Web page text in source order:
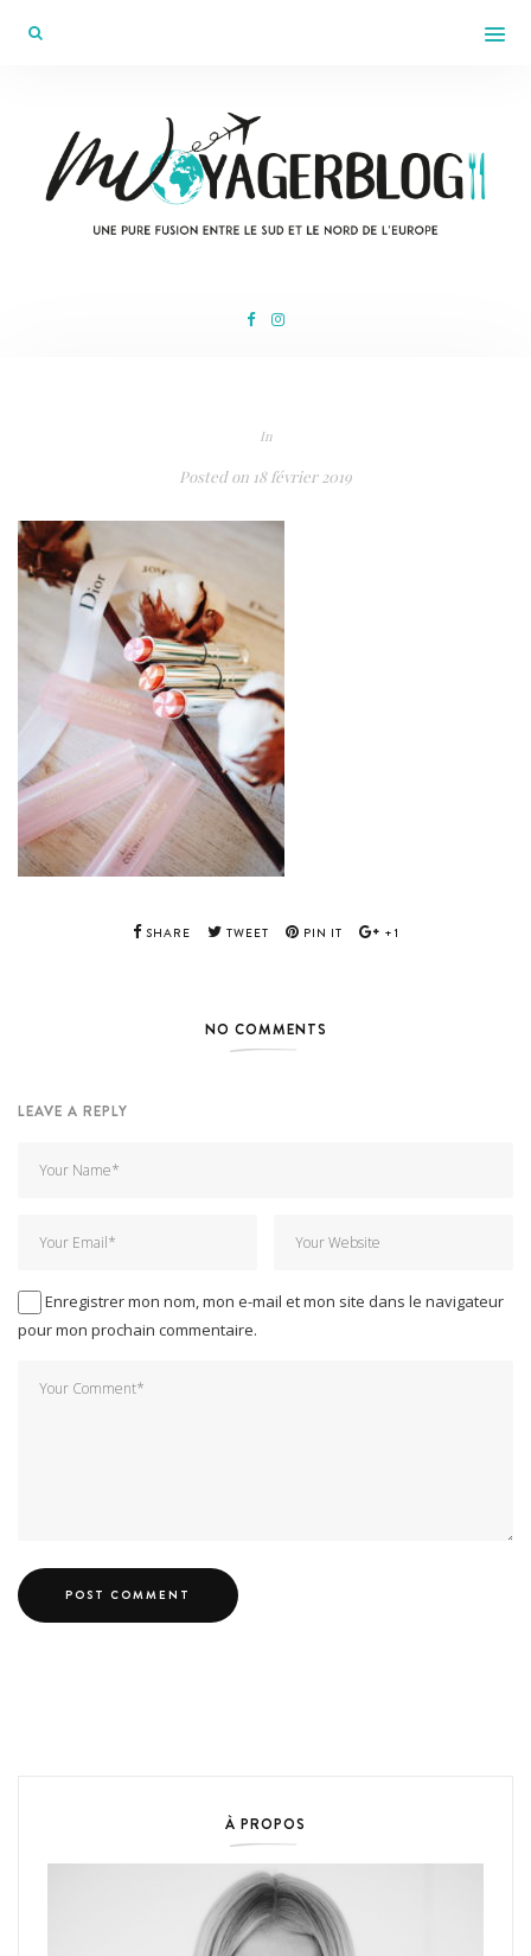
In
Posted on 18 février 2019
SHARE TWEET PIN IT +1
NO COMMENTS
LEAVE A REPLY
Enregistrer mon nom, mon e-mail et mon site dans le navigateur
pour mon prochain commentaire.
À PROPOS